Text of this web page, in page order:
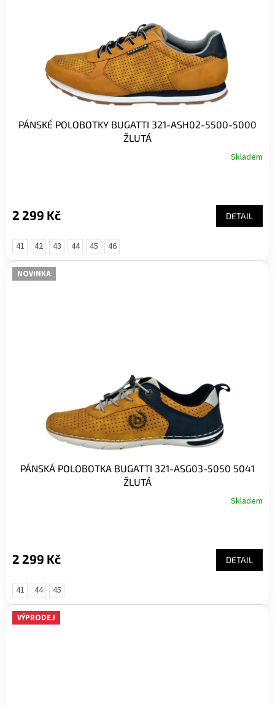
PÁNSKÉ POLOBOTKY BUGATTI 321-ASH02-5500-5000
ŽLUTÁ
Skladem
2 299 Kč DETAIL
41 42 43 44 45 46
NOVINKA
PÁNSKÁ POLOBOTKA BUGATTI 321-ASG03-5050 5041
ŽLUTÁ
Skladem
2 299 Kč DETAIL
41 44 45
VÝPRODEJ